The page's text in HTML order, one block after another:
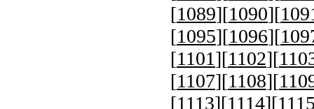
[1089][1090][
[1095][1096][
[1101][1102][
[1107][1108][
[1113][1114][